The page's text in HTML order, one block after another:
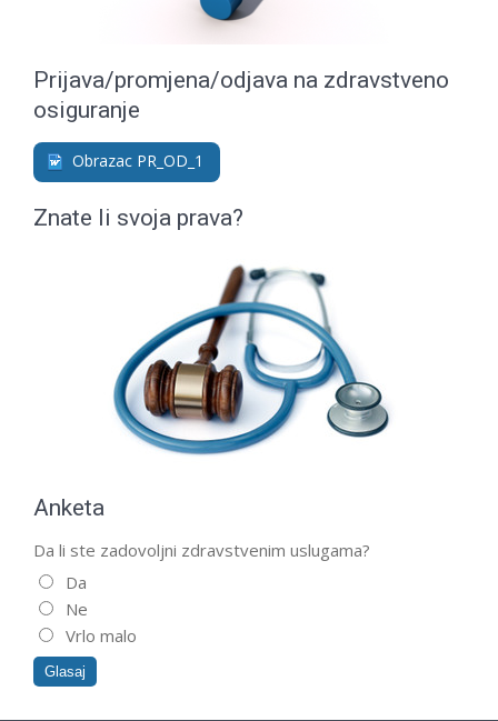
Prijava/promjena/odjava na zdravstveno
osiguranje
Obrazac PR_OD_1
Znate li svoja prava?
Anketa
Da li ste zadovoljni zdravstvenim uslugama?
Da
Ne
Vrlo malo